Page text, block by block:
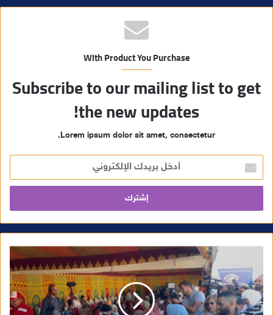
With Product You Purchase
Subscribe to our mailing list to get
the new updates!
Lorem ipsum dolor sit amet, consectetur.
خ
ل
ر
ا
ل
ك
ت
ر